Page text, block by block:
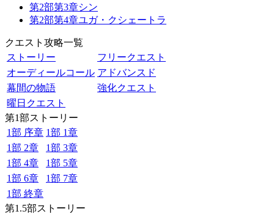
第2部第3章シン
第2部第4章ユガ・クシェートラ
クエスト攻略一覧
ストーリー
フリークエスト
オーディールコール アドバンスド
幕間の物語
強化クエスト
曜日クエスト
第1部ストーリー
1部 序章 1部 1章
1部 2章
1部 3章
1部 4章
1部 5章
1部 6章
1部 7章
1部 終章
第1.5部ストーリー